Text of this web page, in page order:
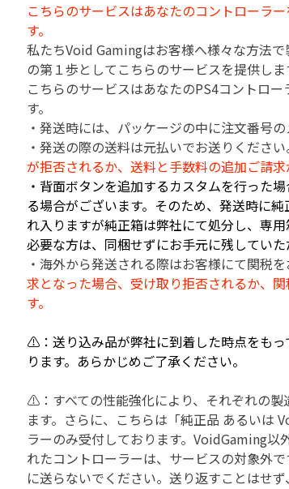
こちらのサービスはあなたのコントローラ
す。
私たちVoid Gamingはお客様へ様々な方法
の第１歩としてこちらのサービスを提供しま
こちらのサービスはあなたのPS4コントロ
す。
・発送時には、パッケージの中に注文番号
・発送の際の送料は元払いでお送りください
が拒否されるか、送料と手数料の追加ご請求
・背面ボタンを追加するカスタムを行った
る場合がございます。そのため、発送時に
れ入りますが純正箱は弊社にて処分し、専
必要な方は、同梱せずにお手元に残していた
・海外から発送される際はお客様にて関税を
求となった場合、受け取り拒否されるか、
す。
⚠：送り込み品が弊社に到着した時点をも
ります。あらかじめご了承ください。
⚠：すべての性能強化により、それぞれの
ます。さらに、こちらは「純正品 あるいは
ラーのみ受付しております。VoidGaming以
れたコントローラーは、サービスの対象外
に送らないでください。送り返すことはせず